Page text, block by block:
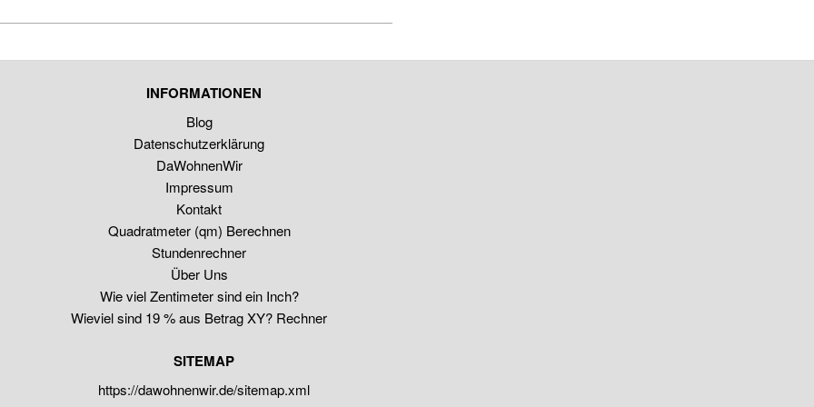
INFORMATIONEN
Blog
Datenschutzerklärung
DaWohnenWir
Impressum
Kontakt
Quadratmeter (qm) Berechnen
Stundenrechner
Über Uns
Wie viel Zentimeter sind ein Inch?
Wieviel sind 19 % aus Betrag XY? Rechner
SITEMAP
https://dawohnenwir.de/sitemap.xml